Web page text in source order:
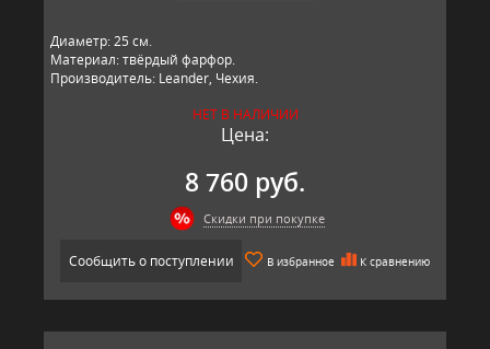
Диаметр: 25 см.
Материал: твёрдый фарфор.
Производитель: Leander, Чехия.
НЕТ В НАЛИЧИИ
Цена:
8 760 руб.
Скидки при покупке
Сообщить о поступлении В избранное К сравнению